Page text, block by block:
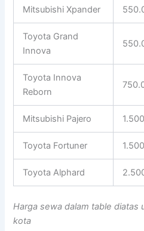
Mitsubishi Xpander
Toyota Grand
Innova
Toyota Innova
Reborn
Mitsubishi Pajero
Toyota Fortuner
Toyota Alphard
Harga sewa dalam table diatas
kota